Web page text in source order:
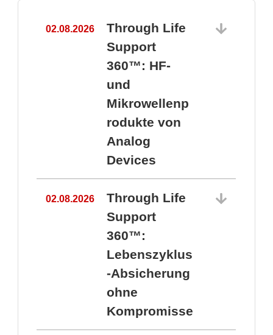
02.08.2026
Through Life
Support
360™: HF-
und
Mikrowellenp
rodukte von
Analog
Devices
02.08.2026
Through Life
Support
360™:
Lebenszyklus
-Absicherung
ohne
Kompromisse